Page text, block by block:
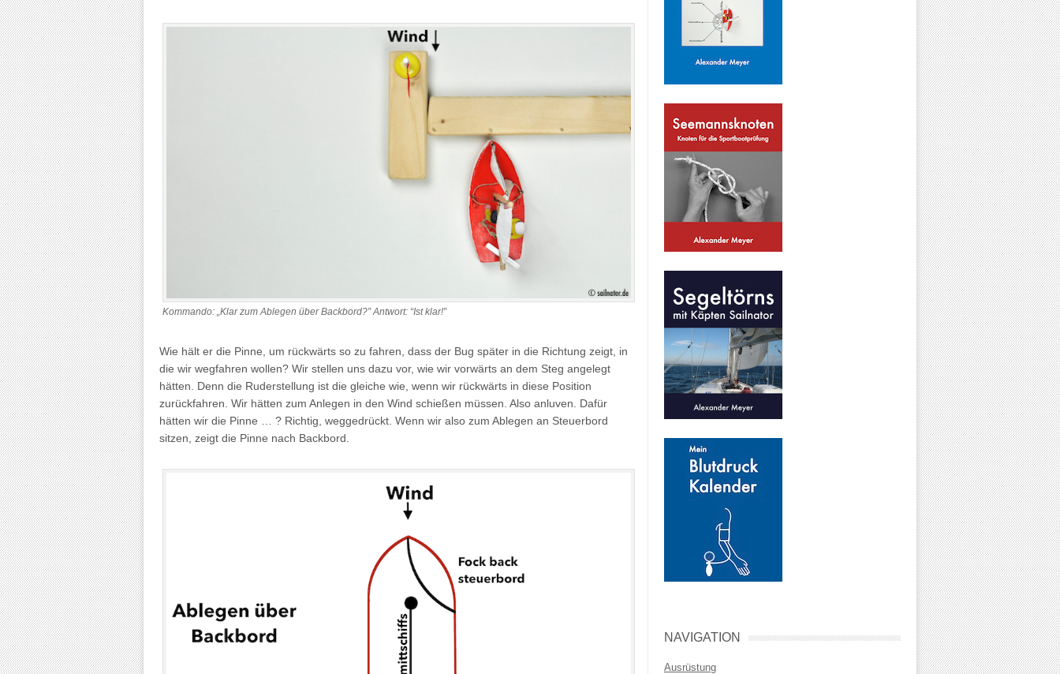
Kommando: „Klar zum Ablegen über Backbord?” Antwort: “Ist klar!”
Wie hält er die Pinne, um rückwärts so zu fahren, dass der Bug später in die Richtung zeigt, in
die wir wegfahren wollen? Wir stellen uns dazu vor, wie wir vorwärts an dem Steg angelegt
hätten. Denn die Ruderstellung ist die gleiche wie, wenn wir rückwärts in diese Position
zurückfahren. Wir hätten zum Anlegen in den Wind schießen müssen. Also anluven. Dafür
hätten wir die Pinne … ? Richtig, weggedrückt. Wenn wir also zum Ablegen an Steuerbord
sitzen, zeigt die Pinne nach Backbord.
NAVIGATION
Ausrüstung